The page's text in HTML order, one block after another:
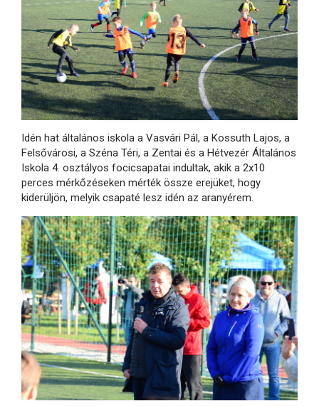
Idén hat általános iskola a Vasvári Pál, a Kossuth Lajos, a
Felsővárosi, a Széna Téri, a Zentai és a Hétvezér Általános
Iskola 4. osztályos focicsapatai indultak, akik a 2x10
perces mérkőzéseken mérték össze erejüket, hogy
kiderüljön, melyik csapaté lesz idén az aranyérem.